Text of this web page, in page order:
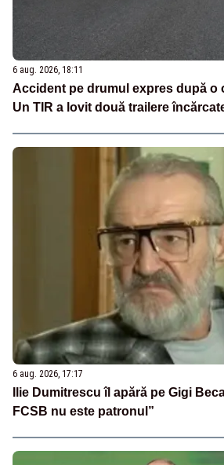
6 aug. 2026, 18:11
Accident pe drumul expres după o
Un TIR a lovit două trailere
6 aug. 2026, 17:17
Ilie Dumitrescu îl apără pe Gigi
FCSB nu este patronul”